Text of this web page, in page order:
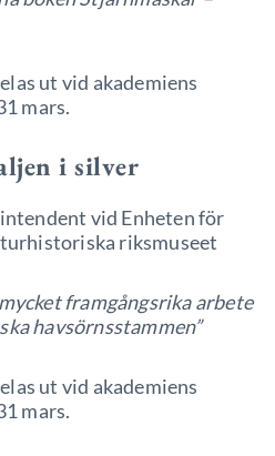
ut vid akademiens
mars.
i silver
vid Enheten för
riksmuseet
framgångsrika arbete
havsörnsstammen”
ut vid akademiens
mars.